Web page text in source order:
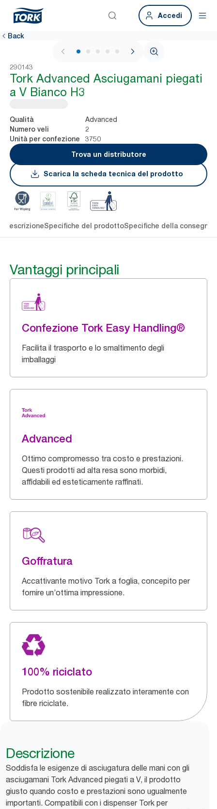
Accedi
Back
1 / 5
290143
Tork Advanced Asciugamani piegati
a V Bianco H3
Qualità Advanced
Numero veli 2
Unità per confezione
3750
Trova un distributore
Scarica la scheda tecnica del prodotto
DescrizioneSpecifiche del prodottoSpecifiche della consegna
Vantaggi principali
Confezione Tork Easy Handling®
Facilita il trasporto e lo smaltimento degli
imballaggi
Advanced
Ottimo compromesso tra costo e prestazioni.
Questi prodotti ad alta resa sono morbidi,
affidabili ed esteticamente raffinati.
Goffratura
Accattivante motivo Tork a foglia, concepito per
fornire un’ottima impressione.
100% riciclato
Prodotto sostenibile realizzato interamente con
fibre riciclate.
Descrizione
Soddisfa le esigenze di asciugatura delle mani con gli
asciugamani Tork Advanced piegati a V, il prodotto
giusto quando costo e prestazioni sono ugualmente
importanti. Compatibili con i dispenser Tork per